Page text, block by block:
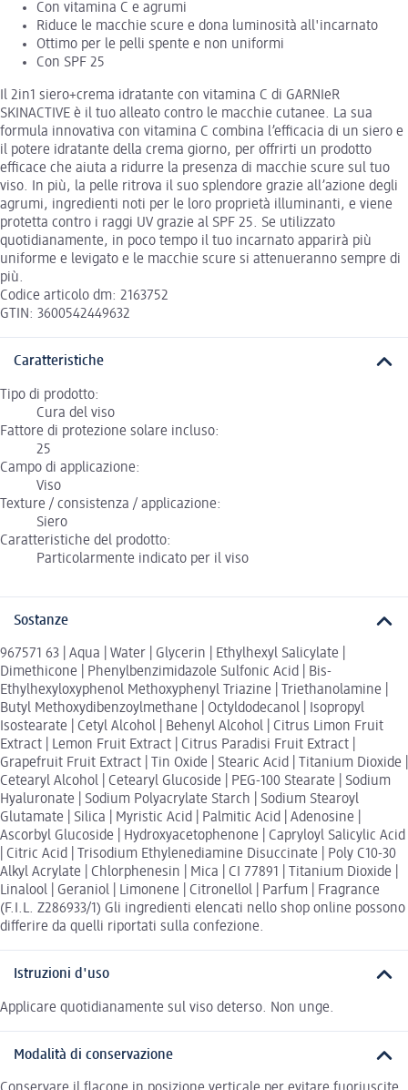
Con vitamina C e agrumi
Riduce le macchie scure e dona luminosità all'incarnato
Ottimo per le pelli spente e non uniformi
Con SPF 25
Il 2in1 siero+crema idratante con vitamina C di GARNIeR
SKINACTIVE è il tuo alleato contro le macchie cutanee. La sua
formula innovativa con vitamina C combina l’efficacia di un siero e
il potere idratante della crema giorno, per offrirti un prodotto
efficace che aiuta a ridurre la presenza di macchie scure sul tuo
viso. In più, la pelle ritrova il suo splendore grazie all’azione degli
agrumi, ingredienti noti per le loro proprietà illuminanti, e viene
protetta contro i raggi UV grazie al SPF 25. Se utilizzato
quotidianamente, in poco tempo il tuo incarnato apparirà più
uniforme e levigato e le macchie scure si attenueranno sempre di
più.
Codice articolo dm: 2163752
GTIN: 3600542449632
Caratteristiche
Tipo di prodotto:
Cura del viso
Fattore di protezione solare incluso:
25
Campo di applicazione:
Viso
Texture / consistenza / applicazione:
Siero
Caratteristiche del prodotto:
Particolarmente indicato per il viso
Sostanze
967571 63 | Aqua | Water | Glycerin | Ethylhexyl Salicylate |
Dimethicone | Phenylbenzimidazole Sulfonic Acid | Bis-
Ethylhexyloxyphenol Methoxyphenyl Triazine | Triethanolamine |
Butyl Methoxydibenzoylmethane | Octyldodecanol | Isopropyl
Isostearate | Cetyl Alcohol | Behenyl Alcohol | Citrus Limon Fruit
Extract | Lemon Fruit Extract | Citrus Paradisi Fruit Extract |
Grapefruit Fruit Extract | Tin Oxide | Stearic Acid | Titanium Dioxide |
Cetearyl Alcohol | Cetearyl Glucoside | PEG-100 Stearate | Sodium
Hyaluronate | Sodium Polyacrylate Starch | Sodium Stearoyl
Glutamate | Silica | Myristic Acid | Palmitic Acid | Adenosine |
Ascorbyl Glucoside | Hydroxyacetophenone | Capryloyl Salicylic Acid
| Citric Acid | Trisodium Ethylenediamine Disuccinate | Poly C10-30
Alkyl Acrylate | Chlorphenesin | Mica | CI 77891 | Titanium Dioxide |
Linalool | Geraniol | Limonene | Citronellol | Parfum | Fragrance
(F.I.L. Z286933/1) Gli ingredienti elencati nello shop online possono
differire da quelli riportati sulla confezione.
Istruzioni d'uso
Applicare quotidianamente sul viso deterso. Non unge.
Modalità di conservazione